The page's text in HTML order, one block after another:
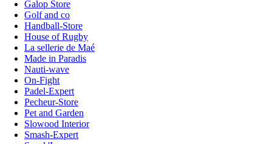
Galop Store
Golf and co
Handball-Store
House of Rugby
La sellerie de Maé
Made in Paradis
Nauti-wave
On-Fight
Padel-Expert
Pecheur-Store
Pet and Garden
Slowood Interior
Smash-Expert